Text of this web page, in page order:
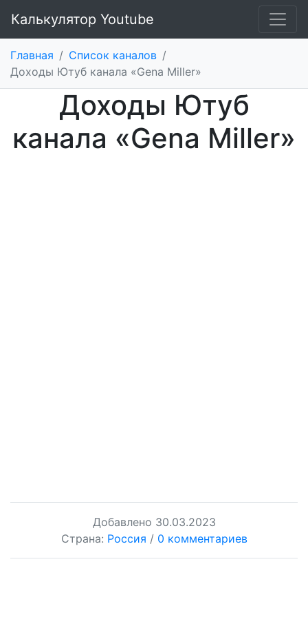
Калькулятор Youtube
Главная / Список каналов /
Доходы Ютуб канала «Gena Miller»
Доходы Ютуб
канала «Gena Miller»
Добавлено 30.03.2023
Страна: Россия / 0 комментариев